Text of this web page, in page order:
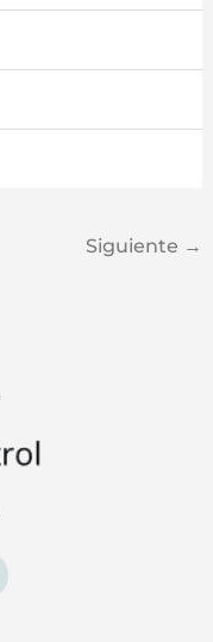
Siguiente →